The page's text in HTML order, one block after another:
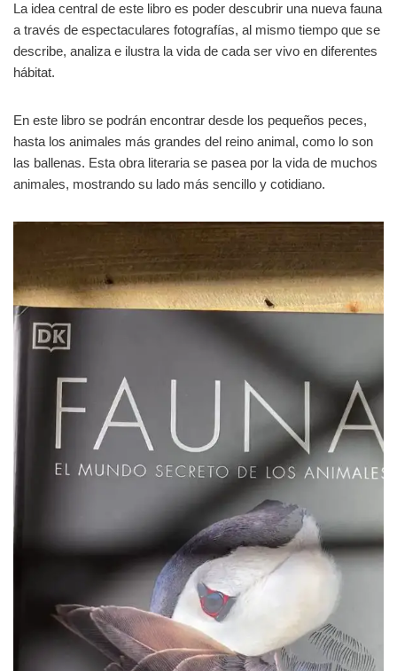
La idea central de este libro es poder descubrir una nueva fauna
a través de espectaculares fotografías, al mismo tiempo que se
describe, analiza e ilustra la vida de cada ser vivo en diferentes
hábitat.
En este libro se podrán encontrar desde los pequeños peces,
hasta los animales más grandes del reino animal, como lo son
las ballenas. Esta obra literaria se pasea por la vida de muchos
animales, mostrando su lado más sencillo y cotidiano.